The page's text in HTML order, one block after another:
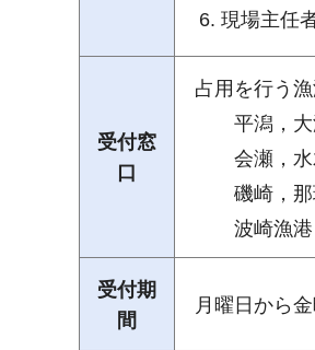
現場主任
受付窓
口
占用を行う
平潟，大
会瀬，水
磯崎，那
波崎漁港・
受付期
間
月曜日から